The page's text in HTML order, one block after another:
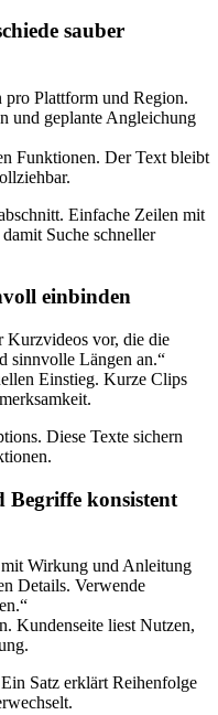
sauber
Plattform und Region.
und geplante Angleichung
Funktionen. Der Text bleibt
Einfache Zeilen mit
Suche schneller
einbinden
Kurzvideos vor, die die
sinnvolle Längen an.“
Einstieg. Kurze Clips
Diese Texte sichern
Begriffe konsistent
Wirkung und Anleitung
Details. Verwende
Kundenseite liest Nutzen,
Satz erklärt Reihenfolge